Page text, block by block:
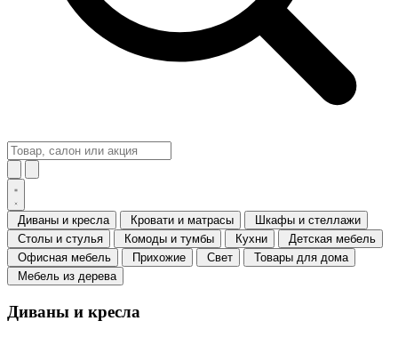
Диваны и кресла Кровати и матрасы
Шкафы и стеллажи
Столы и стулья
Комоды и тумбы Кухни
Детская мебель
Офисная мебель
Прихожие Свет
Товары для дома
Мебель из дерева
Диваны и кресла